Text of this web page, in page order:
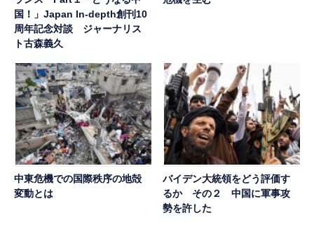
国！」Japan In-depth創刊10
周年記念対談 ジャーナリス
ト古森義久
中東危機での国際秩序の地殻
変動とは
バイデン大統領をどう評価す
るか その２ 中国に軍事攻
勢を許した